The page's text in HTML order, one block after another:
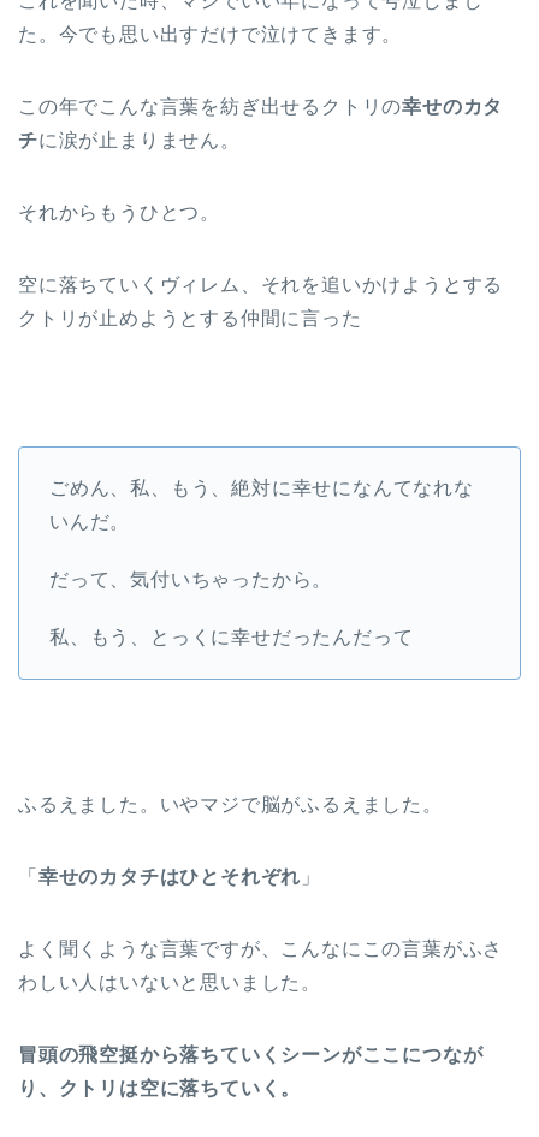
た。今でも思い出すだけで泣けてきます。
この年でこんな言葉を紡ぎ出せるクトリの幸せのカタ
チに涙が止まりません。
それからもうひとつ。
空に落ちていくヴィレム、それを追いかけようとする
クトリが止めようとする仲間に言った
ごめん、私、もう、絶対に幸せになんてなれな
いんだ。
だって、気付いちゃったから。
私、もう、とっくに幸せだったんだって
ふるえました。いやマジで脳がふるえました。
「 幸せのカタチはひとそれぞれ 」
よく聞くような言葉ですが、こんなにこの言葉がふさ
わしい人はいないと思いました。
冒頭の飛空挺から落ちていくシーンがここにつなが
り、クトリは空に落ちていく。